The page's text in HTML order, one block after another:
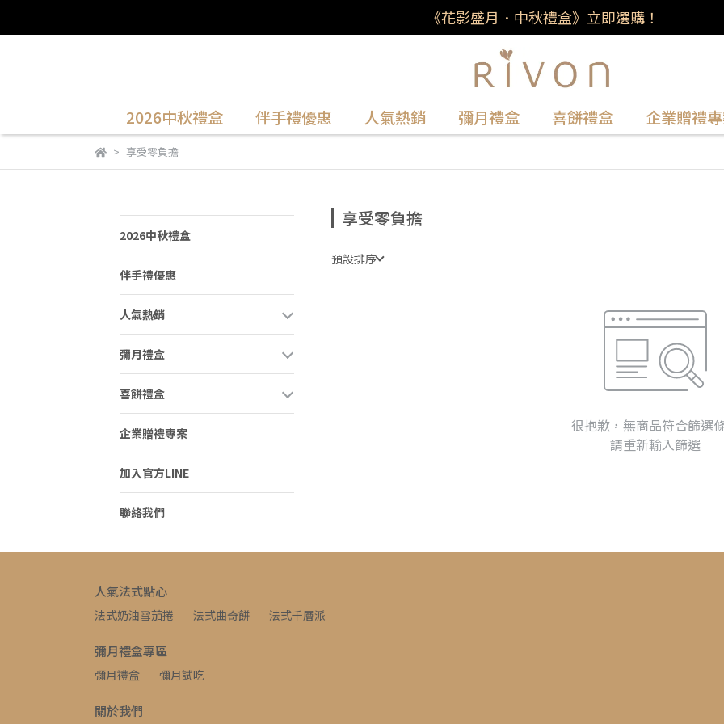
《花影盛月．中秋禮盒》立即選購！
2026中秋禮盒 伴手禮優惠 人氣熱銷 彌月禮盒 喜餅禮盒 企業贈禮
享受零負擔
2026中秋禮盒
伴手禮優惠
人氣熱銷
彌月禮盒
喜餅禮盒
企業贈禮專案
加入官方LINE
聯絡我們
享受零負擔
預設排序
很抱歉，無商品符合篩選
請重新輸入篩選
人氣法式點心
法式奶油雪茄捲 法式曲奇餅 法式千層派
彌月禮盒專區
彌月禮盒 彌月試吃
關於我們